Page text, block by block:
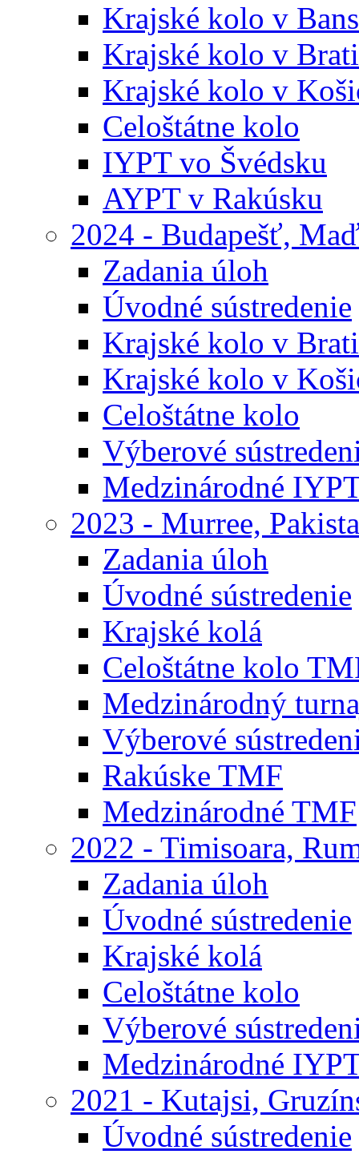
Krajské kolo v
Krajské kolo v
Krajské kolo v
Celoštátne kolo
IYPT vo Švédsku
AYPT v Rakúsku
2024 - Budapešť,
Zadania úloh
Úvodné sústredenie
Krajské kolo v
Krajské kolo v
Celoštátne kolo
Výberové
Medzinárodné
2023 - Murree,
Zadania úloh
Úvodné sústredenie
Krajské kolá
Celoštátne kolo
Medzinárodný
Výberové
Rakúske TMF
Medzinárodné TMF
2022 - Timisoara,
Zadania úloh
Úvodné sústredenie
Krajské kolá
Celoštátne kolo
Výberové
Medzinárodné
2021 - Kutajsi,
Úvodné sústredenie